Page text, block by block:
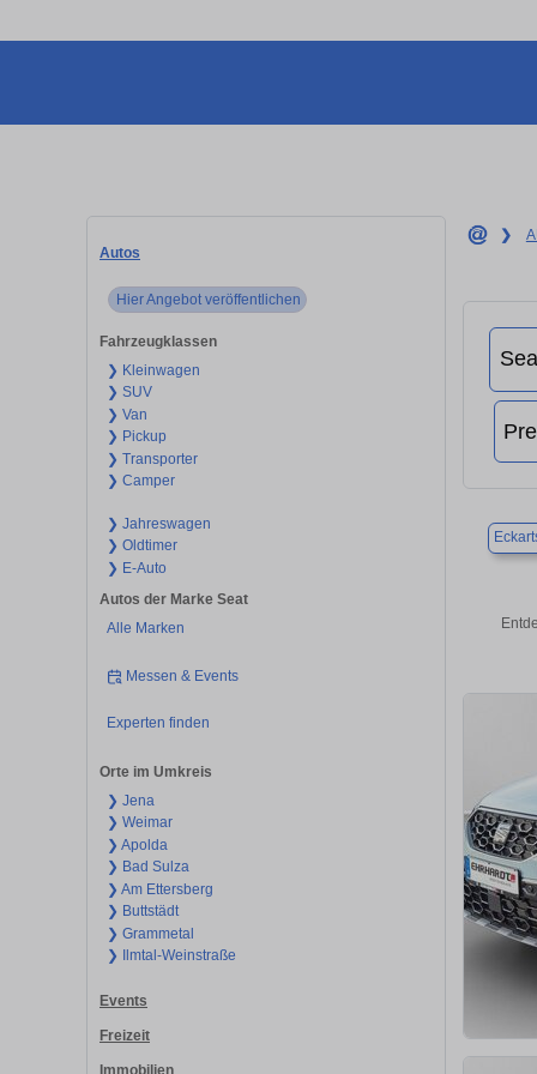
Autos
Hier Angebot veröffentlichen
Fahrzeugklassen
❯ Kleinwagen
❯ SUV
❯ Van
❯ Pickup
❯ Transporter
❯ Camper
❯ Jahreswagen
❯ Oldtimer
❯ E-Auto
Autos der Marke Seat
Alle Marken
Messen & Events
Experten finden
Orte im Umkreis
❯ Jena
❯ Weimar
❯ Apolda
❯ Bad Sulza
❯ Am Ettersberg
❯ Buttstädt
❯ Grammetal
❯ Ilmtal-Weinstraße
Events
Freizeit
Immobilien
❯